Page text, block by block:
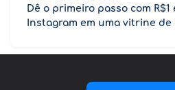
Dê o primeiro passo com
Instagram em uma vitrine